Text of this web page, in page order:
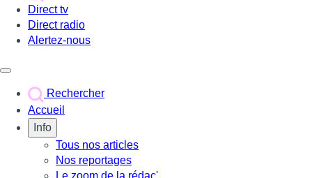
Direct tv
Direct radio
Alertez-nous
Rechercher
Accueil
Info
Tous nos articles
Nos reportages
Le zoom de la rédac'